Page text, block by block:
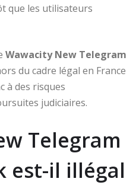
que les utilisateurs
Wawacity New Telegram
du cadre légal en France
à des risques
judiciaires.
Telegram
est-il illégal